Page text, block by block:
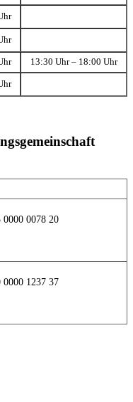
13:30 Uhr – 18:00 Uhr
0078 20
1237 37